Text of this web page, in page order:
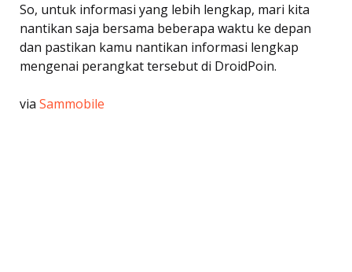
So, untuk informasi yang lebih lengkap, mari kita
nantikan saja bersama beberapa waktu ke depan
dan pastikan kamu nantikan informasi lengkap
mengenai perangkat tersebut di DroidPoin.
via Sammobile